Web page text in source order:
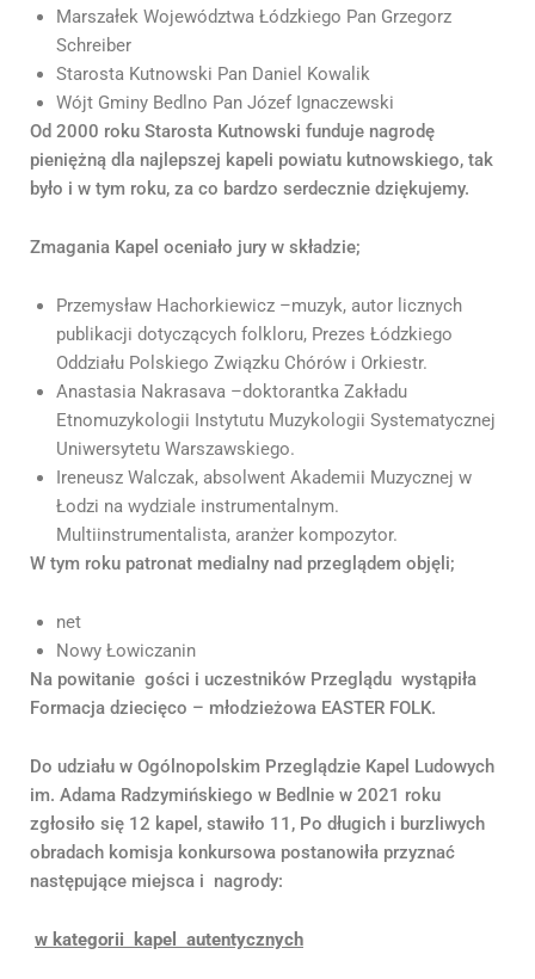
Marszałek Województwa Łódzkiego Pan Grzegorz
Schreiber
Starosta Kutnowski Pan Daniel Kowalik
Wójt Gminy Bedlno Pan Józef Ignaczewski
Od 2000 roku Starosta Kutnowski funduje nagrodę
pieniężną dla najlepszej kapeli powiatu kutnowskiego, tak
było i w tym roku, za co bardzo serdecznie dziękujemy.
Zmagania Kapel oceniało jury w składzie;
Przemysław Hachorkiewicz –muzyk, autor licznych
publikacji dotyczących folkloru, Prezes Łódzkiego
Oddziału Polskiego Związku Chórów i Orkiestr.
Anastasia Nakrasava –doktorantka Zakładu
Etnomuzykologii Instytutu Muzykologii Systematycznej
Uniwersytetu Warszawskiego.
Ireneusz Walczak, absolwent Akademii Muzycznej w
Łodzi na wydziale instrumentalnym.
Multiinstrumentalista, aranżer kompozytor.
W tym roku patronat medialny nad przeglądem objęli;
net
Nowy Łowiczanin
Na powitanie gości i uczestników Przeglądu wystąpiła
Formacja dziecięco – młodzieżowa EASTER FOLK.
Do udziału w Ogólnopolskim Przeglądzie Kapel Ludowych
im. Adama Radzymińskiego w Bedlnie w 2021 roku
zgłosiło się 12 kapel, stawiło 11, Po długich i burzliwych
obradach komisja konkursowa postanowiła przyznać
następujące miejsca i nagrody:
w kategorii kapel autentycznych